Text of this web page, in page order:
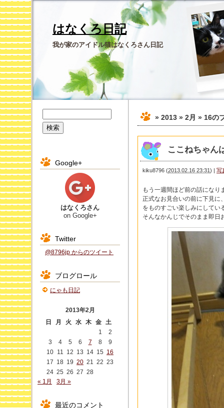
はなくろ日記
我が家のアイドル猫はなくろさん日記
» 2013 » 2月 » 16の
ここねちゃん
kiku8796 (2013.02.16 23:31) | 写
もう一週間ほど前の話にな
正式なお見合いの前に下見に
をものすごい楽しみにしてい
そんなかんじでそのまま即日
Google+
はなくろさん
on Google+
Twitter
@8796jp からのツイート
ブログロール
にゃも日記
2013年2月
日
月 火 水 木 金 土
1
2
3
4 5 6 7 8
9
10 11 12 13 14 15 16
17 18 19 20 21 22 23
24 25 26 27 28
« 1月
3月 »
最近のコメント